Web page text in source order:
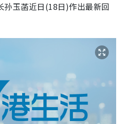
孙玉菡近日(18日)作出最新回